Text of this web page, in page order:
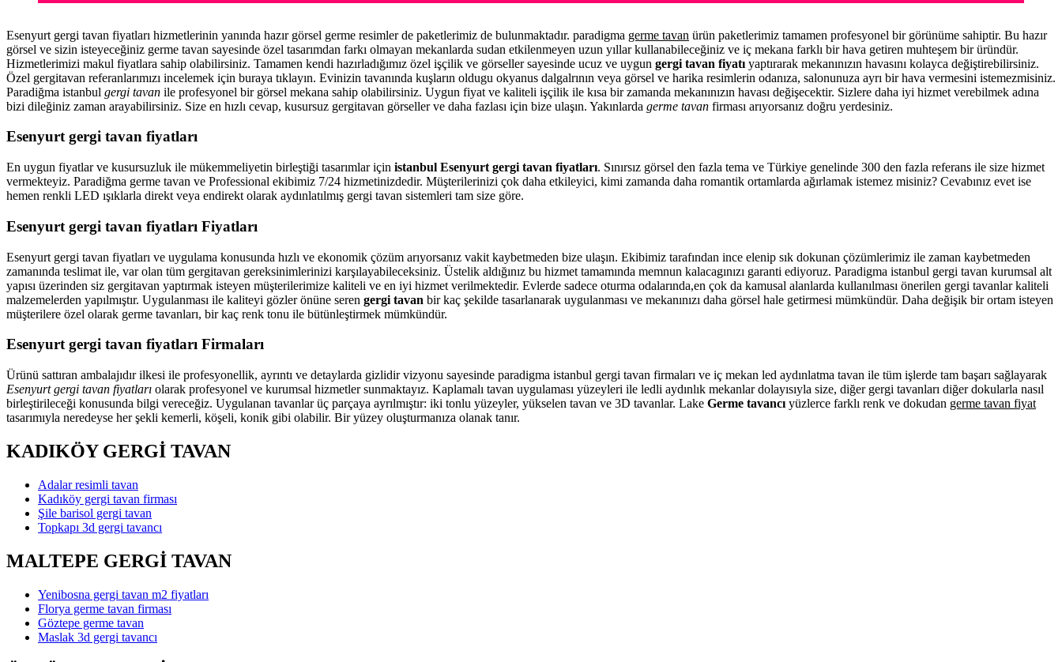
Esenyurt gergi tavan fiyatları hizmetlerinin yanında hazır görsel germe resimler de paketlerimiz de bulunmaktadır. paradigma germe tavan ürün paketlerimiz tamamen profesyonel bir görünüme sahiptir. Bu hazır
görsel ve sizin isteyeceğiniz germe tavan sayesinde özel tasarımdan farkı olmayan mekanlarda sudan etkilenmeyen uzun yıllar kullanabileceğiniz ve iç mekana farklı bir hava getiren muhteşem bir üründür.
Hizmetlerimizi makul fiyatlara sahip olabilirsiniz. Tamamen kendi hazırladığımız özel işçilik ve görseller sayesinde ucuz ve uygun gergi tavan fiyatı yaptırarak mekanınızın havasını kolayca değiştirebilirsiniz.
Özel gergitavan referanlarımızı incelemek için buraya tıklayın. Evinizin tavanında kuşların oldugu okyanus dalgalrının veya görsel ve harika resimlerin odanıza, salonunuza ayrı bir hava vermesini istemezmisiniz.
Paradiğma istanbul gergi tavan ile profesyonel bir görsel mekana sahip olabilirsiniz. Uygun fiyat ve kaliteli işçilik ile kısa bir zamanda mekanınızın havası değişecektir. Sizlere daha iyi hizmet verebilmek adına
bizi dileğiniz zaman arayabilirsiniz. Size en hızlı cevap, kusursuz gergitavan görseller ve daha fazlası için bize ulaşın. Yakınlarda germe tavan firması arıyorsanız doğru yerdesiniz.
Esenyurt gergi tavan fiyatları
En uygun fiyatlar ve kusursuzluk ile mükemmeliyetin birleştiği tasarımlar için istanbul Esenyurt gergi tavan fiyatları. Sınırsız görsel den fazla tema ve Türkiye genelinde 300 den fazla referans ile size hizmet
vermekteyiz. Paradiğma germe tavan ve Professional ekibimiz 7/24 hizmetinizdedir. Müşterilerinizi çok daha etkileyici, kimi zamanda daha romantik ortamlarda ağırlamak istemez misiniz? Cevabınız evet ise
hemen renkli LED ışıklarla direkt veya endirekt olarak aydınlatılmış gergi tavan sistemleri tam size göre.
Esenyurt gergi tavan fiyatları Fiyatları
Esenyurt gergi tavan fiyatları ve uygulama konusunda hızlı ve ekonomik çözüm arıyorsanız vakit kaybetmeden bize ulaşın. Ekibimiz tarafından ince elenip sık dokunan çözümlerimiz ile zaman kaybetmeden
zamanında teslimat ile, var olan tüm gergitavan gereksinimlerinizi karşılayabileceksiniz. Üstelik aldığınız bu hizmet tamamında memnun kalacagınızı garanti ediyoruz. Paradigma istanbul gergi tavan kurumsal alt
yapısı üzerinden siz gergitavan yaptırmak isteyen müşterilerimize kaliteli ve en iyi hizmet verilmektedir. Evlerde sadece oturma odalarında,en çok da kamusal alanlarda kullanılması önerilen gergi tavanlar kaliteli
malzemelerden yapılmıştır. Uygulanması ile kaliteyi gözler önüne seren gergi tavan bir kaç şekilde tasarlanarak uygulanması ve mekanınızı daha görsel hale getirmesi mümkündür. Daha değişik bir ortam isteyen
müşterilere özel olarak germe tavanları, bir kaç renk tonu ile bütünleştirmek mümkündür.
Esenyurt gergi tavan fiyatları Firmaları
Ürünü sattıran ambalajıdır ilkesi ile profesyonellik, ayrıntı ve detaylarda gizlidir vizyonu sayesinde paradigma istanbul gergi tavan firmaları ve iç mekan led aydınlatma tavan ile tüm işlerde tam başarı sağlayarak
Esenyurt gergi tavan fiyatları olarak profesyonel ve kurumsal hizmetler sunmaktayız. Kaplamalı tavan uygulaması yüzeyleri ile ledli aydınlık mekanlar dolayısıyla size, diğer gergi tavanları diğer dokularla nasıl
birleştirileceği konusunda bilgi vereceğiz. Uygulanan tavanlar üç parçaya ayrılmıştır: iki tonlu yüzeyler, yükselen tavan ve 3D tavanlar. Lake Germe tavancı yüzlerce farklı renk ve dokudan germe tavan fiyat
tasarımıyla neredeyse her şekli kemerli, köşeli, konik gibi olabilir. Bir yüzey oluşturmanıza olanak tanır.
KADIKÖY GERGİ TAVAN
Adalar resimli tavan
Kadıköy gergi tavan firması
Şile barisol gergi tavan
Topkapı 3d gergi tavancı
MALTEPE GERGİ TAVAN
Yenibosna gergi tavan m2 fiyatları
Florya germe tavan firması
Göztepe germe tavan
Maslak 3d gergi tavancı